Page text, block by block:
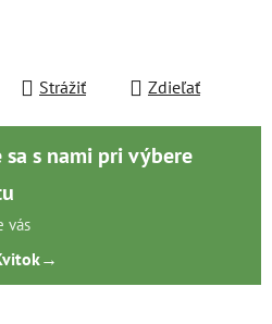
Strážiť Zdieľať
sa s nami pri výbere
vás
→